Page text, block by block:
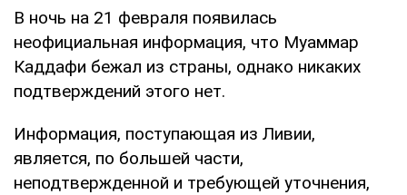
В ночь на 21 февраля появилась
неофициальная информация, что Муаммар
Каддафи бежал из страны, однако никаких
подтверждений этого нет.
Информация, поступающая из Ливии,
является, по большей части,
неподтвержденной и требующей уточнения,